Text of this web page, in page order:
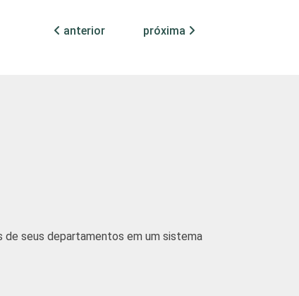
anterior próxima
seus departamentos em um sistema